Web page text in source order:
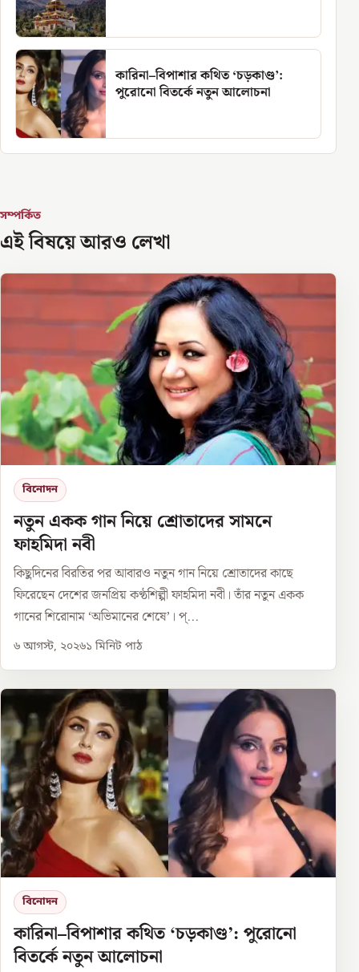
কারিনা–বিপাশার কথিত ‘চড়কাণ্ড’:
পুরোনো বিতর্কে নতুন আলোচনা
সম্পর্কিত
এই বিষয়ে আরও লেখা
বিনোদন
নতুন একক গান নিয়ে শ্রোতাদের সামনে
ফাহমিদা নবী
কিছুদিনের বিরতির পর আবারও নতুন গান নিয়ে শ্রোতাদের কাছে
ফিরেছেন দেশের জনপ্রিয় কণ্ঠশিল্পী ফাহমিদা নবী। তাঁর নতুন একক
গানের শিরোনাম ‘অভিমানের শেষে’। প্...
৬ আগস্ট, ২০২৬১ মিনিট পাঠ
বিনোদন
কারিনা–বিপাশার কথিত ‘চড়কাণ্ড’: পুরোনো
বিতর্কে নতুন আলোচনা